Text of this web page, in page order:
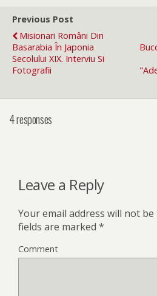
Previous Post
Misionari Români Din
Basarabia În Japonia
Secolului XIX. Interviu Si
Fotografii
4 responses
Leave a Reply
Your email address will not be
fields are marked *
Comment